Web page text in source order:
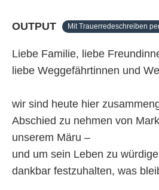
OUTPUT Mit Trauerredeschreiben
Liebe Familie, liebe
liebe Weggefährtinnen und
wir sind heute hier
Abschied zu nehmen von
unserem Märu –
und um sein Leben zu
dankbar festzuhalten, was